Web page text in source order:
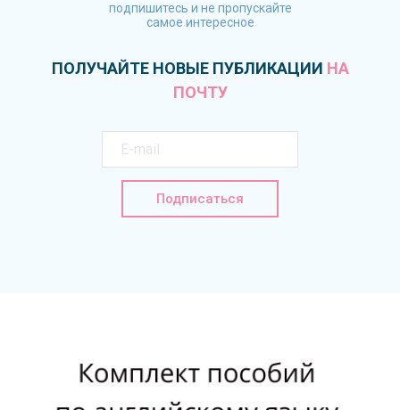
подпишитесь и не пропускайте
самое интересное
ПОЛУЧАЙТЕ НОВЫЕ ПУБЛИКАЦИИ НА
ПОЧТУ
Подписаться